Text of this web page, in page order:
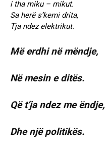
i tha miku – mikut.
Sa herë s’kemi drita,
Tja ndez elektrikut.
Më erdhi në mëndje,
Në mesin e ditës.
Që t’ja ndez me ëndje,
Dhe një politikës.